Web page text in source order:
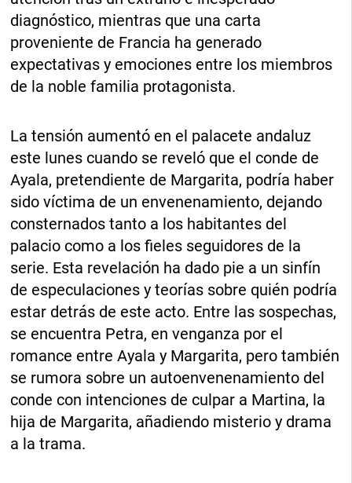
diagnóstico, mientras que una carta
proveniente de Francia ha generado
expectativas y emociones entre los miembros
de la noble familia protagonista.
La tensión aumentó en el palacete andaluz
este lunes cuando se reveló que el conde de
Ayala, pretendiente de Margarita, podría haber
sido víctima de un envenenamiento, dejando
consternados tanto a los habitantes del
palacio como a los fieles seguidores de la
serie. Esta revelación ha dado pie a un sinfín
de especulaciones y teorías sobre quién podría
estar detrás de este acto. Entre las sospechas,
se encuentra Petra, en venganza por el
romance entre Ayala y Margarita, pero también
se rumora sobre un autoenvenenamiento del
conde con intenciones de culpar a Martina, la
hija de Margarita, añadiendo misterio y drama
a la trama.